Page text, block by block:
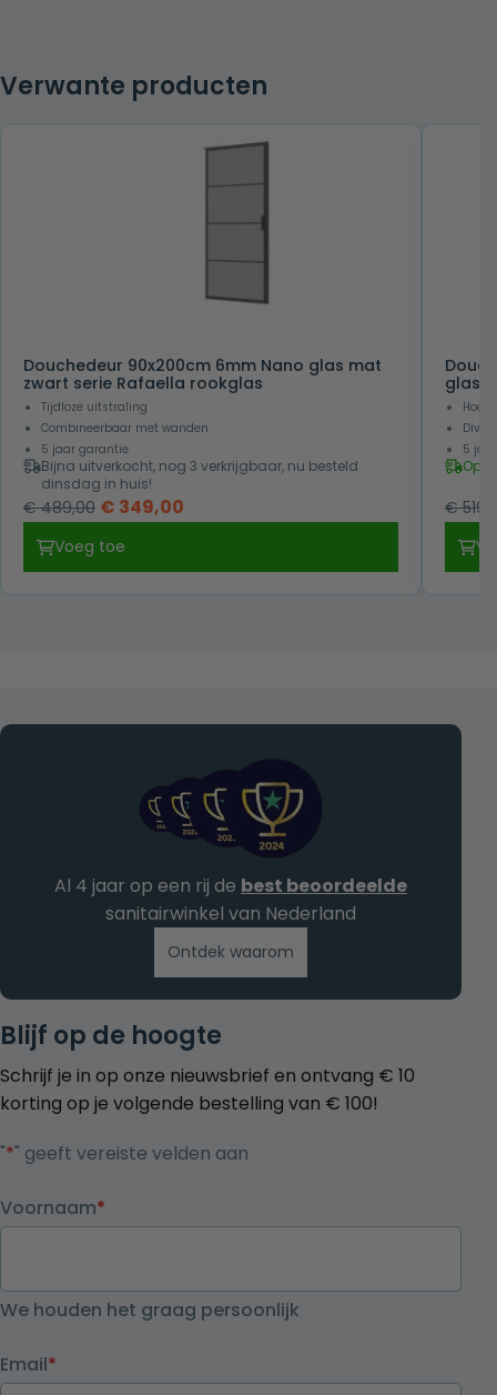
Verwante producten
Douchedeur 90x200cm 6mm Nano glas mat
zwart serie Rafaella rookglas
Tijdloze uitstraling
Combineerbaar met wanden
5 jaar garantie
Bijna uitverkocht, nog 3 verkrijgbaar, nu besteld
dinsdag in huis!
€489,00 Oorspronkelijke
€ 489,00.
€ 349,00
€ 349,00.
Voeg toe
glas
5
Op
€
Blijf op de hoogte
Schrijf je in op onze nieuwsbrief en ontvang € 10
korting op je volgende bestelling van € 100!
"*" geeft vereiste velden aan
Voornaam*
We houden het graag persoonlijk
Email*
Al 4 jaar op een rij de best beoordeelde
sanitairwinkel van Nederland
Ontdek waarom